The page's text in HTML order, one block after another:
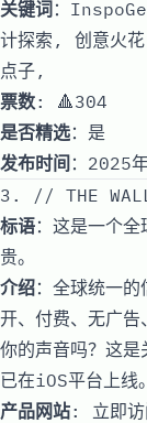
关键词：
计探索, 创意火
点子,
票数: 🔺304
是否精选：是
发布时间 ：2025
3. // THE
标语：这是一个
贵。
介绍：全球统一
开、付费、无广告
你的声音吗？这是
已在iOS平台上线。
产品网站: 立即